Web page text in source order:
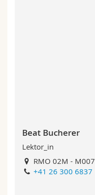
Beat Bucherer
Lektor_in
RMO 02M - M007
+41 26 300 6837